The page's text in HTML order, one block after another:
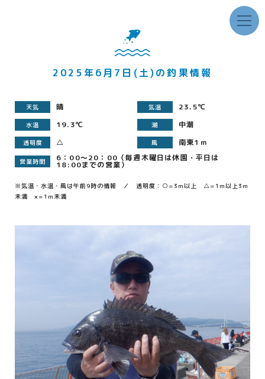
2025年6月7日(土)の釣果情報
天気 晴 気温 23.5℃
水温 19.3℃ 潮 中潮
透明度 △ 風 南東1ｍ
営業時間 6：00～20：00（毎週木曜日は休園・平日は
18:00までの営業）
※気温・水温・風は午前9時の情報 ／ 透明度：○=3m以上 △=1m以上3m
未満 ×=1m未満